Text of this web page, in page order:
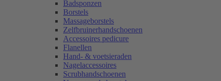
Badsponzen
Borstels
Massageborstels
Zelfbruinerhandschoenen
Accessoires pedicure
Flanellen
Hand- & voetsieraden
Nagelaccessoires
Scrubhandschoenen